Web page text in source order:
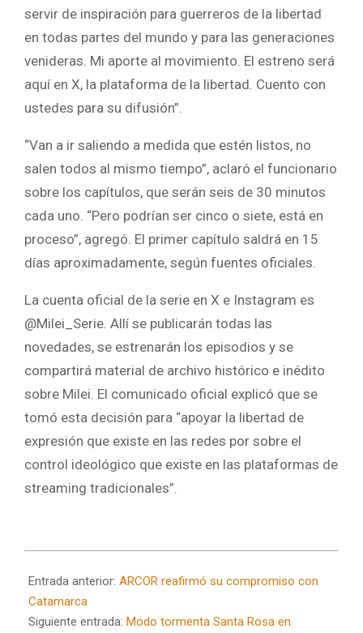
servir de inspiración para guerreros de la libertad
en todas partes del mundo y para las generaciones
venideras. Mi aporte al movimiento. El estreno será
aquí en X, la plataforma de la libertad. Cuento con
ustedes para su difusión”.
“Van a ir saliendo a medida que estén listos, no
salen todos al mismo tiempo”, aclaró el funcionario
sobre los capítulos, que serán seis de 30 minutos
cada uno. “Pero podrían ser cinco o siete, está en
proceso”, agregó. El primer capítulo saldrá en 15
días aproximadamente, según fuentes oficiales.
La cuenta oficial de la serie en X e Instagram es
@Milei_Serie. Allí se publicarán todas las
novedades, se estrenarán los episodios y se
compartirá material de archivo histórico e inédito
sobre Milei. El comunicado oficial explicó que se
tomó esta decisión para “apoyar la libertad de
expresión que existe en las redes por sobre el
control ideológico que existe en las plataformas de
streaming tradicionales”.
08-
28
Entrada anterior: ARCOR reafirmó su compromiso con
Catamarca
Siguiente entrada: Modo tormenta Santa Rosa en